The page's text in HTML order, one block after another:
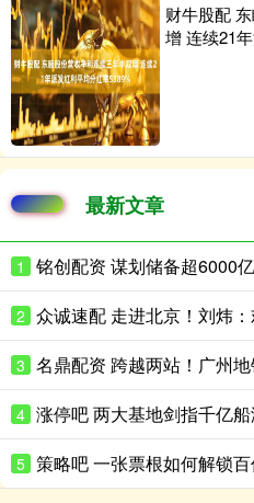
财牛股配
增 连续21
最新文章
1
2
3 名鼎配资 跨越两站！广州
4
5